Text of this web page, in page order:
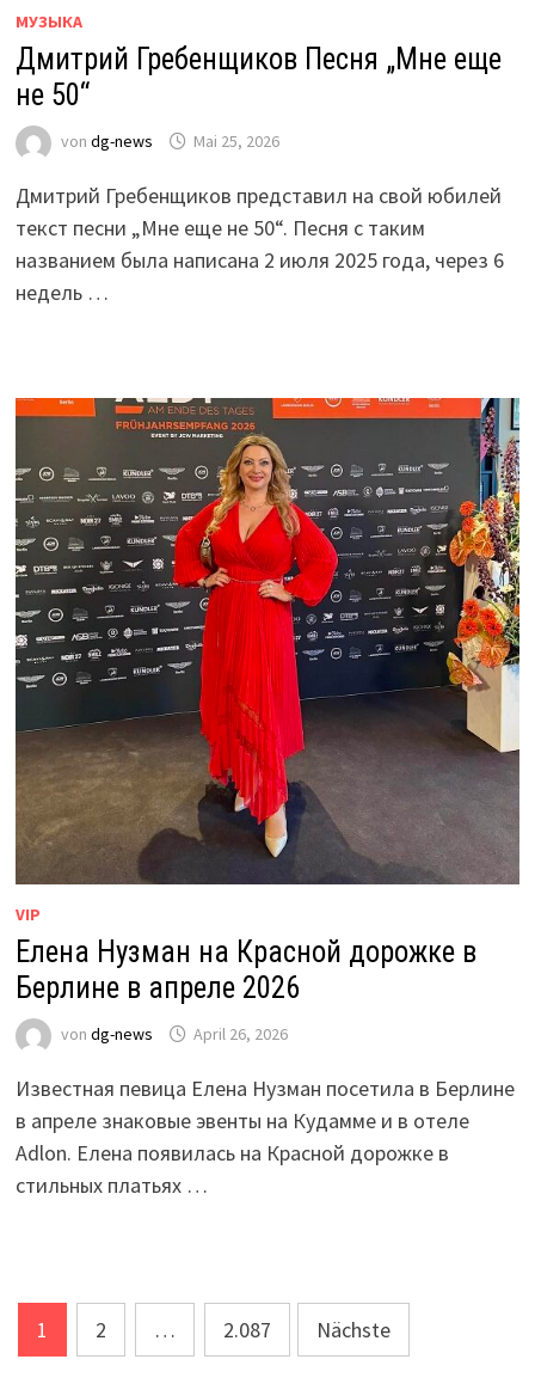
МУЗЫКА
Дмитрий Гребенщиков Песня „Мне еще
не 50“
von dg-news Mai 25, 2026
Дмитрий Гребенщиков представил на свой юбилей
текст песни „Мне еще не 50“. Песня с таким
названием была написана 2 июля 2025 года, через 6
недель …
VIP
Елена Нузман на Красной дорожке в
Берлине в апреле 2026
von dg-news April 26, 2026
Известная певица Елена Нузман посетила в Берлине
в апреле знаковые эвенты на Кудамме и в отеле
Adlon. Елена появилась на Красной дорожке в
стильных платьях …
Seitennummerierung
der
1 2 … 2.087 Nächste